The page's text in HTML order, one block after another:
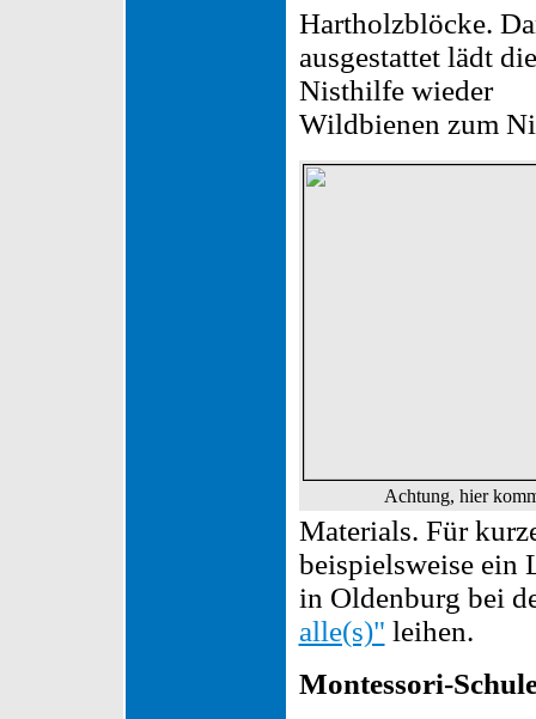
Hartholzblöcke.
ausgestattet lädt die
Nisthilfe wieder
Wildbienen zum
Achtung, hier
Materials. Für
beispielsweise ein
in Oldenburg bei
alle(s)" leihen.
Montessori-